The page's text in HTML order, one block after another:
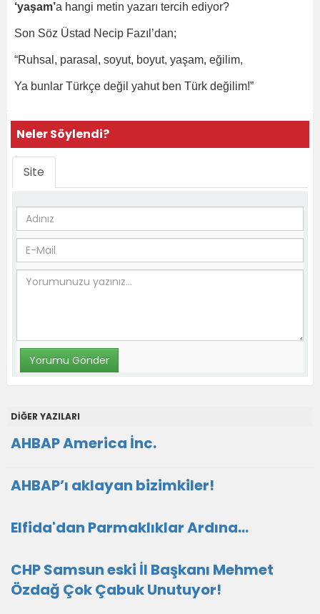
‘yaşam’a hangi metin yazarı tercih ediyor?
Son Söz Üstad Necip Fazıl’dan;
“Ruhsal, parasal, soyut, boyut, yaşam, eğilim,
Ya bunlar Türkçe değil yahut ben Türk değilim!”
Neler Söylendi?
Site
DİĞER YAZILARI
AHBAP America İnc.
AHBAP’ı aklayan bizimkiler!
Elfida'dan Parmaklıklar Ardına…
CHP Samsun eski İl Başkanı Mehmet
Özdağ Çok Çabuk Unutuyor!